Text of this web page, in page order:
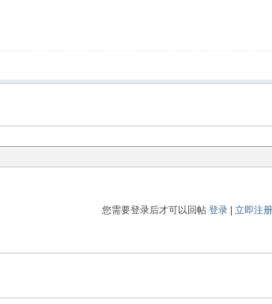
您需要登录后才可以回帖登录 |立即注册